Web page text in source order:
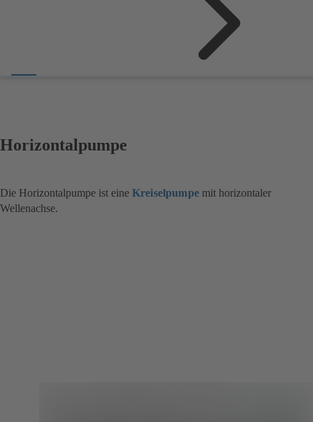
Horizontalpumpe
Die Horizontalpumpe ist eine Kreiselpumpemit horizontaler
Wellenachse.